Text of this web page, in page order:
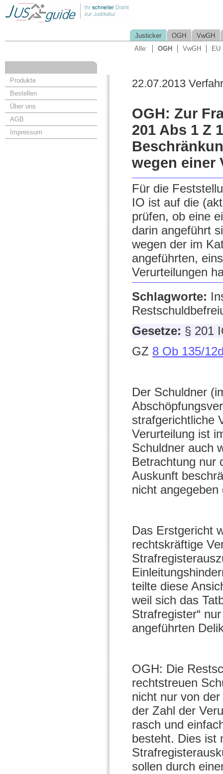
Justicker OGH
VwGH
Alle:
OGH VwGH EU
Produkte
Bestellen
Über uns
AGB
Impressum
22.07.2013
OGH: Zur
201 Abs 1 Z
wegen einer
Für die
IO ist auf die
prüfen, ob eine
darin angeführt
wegen der im
angeführten,
Verurteilungen
Schlagworte:
Gesetze: § 201
GZ 8 Ob 135/
Der Schuldner
strafgerichtliche
Verurteilung ist
Schuldner auch
Betrachtung nur
Auskunft
nicht angegeben
Das Erstgericht
rechtskräftige
teilte diese
weil sich das
Strafregister“
angeführten
OGH: Die
rechtstreuen
nicht nur von
der Zahl der
rasch und
besteht. Dies ist
sollen durch